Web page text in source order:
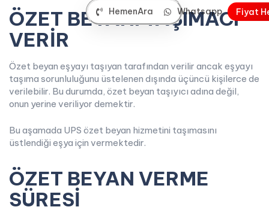
HemenAra Whatsapp Fiyat H
ÖZET BEYANI TAŞIMACI
VERİR
Özet beyan eşyayı taşıyan tarafından verilir ancak eşyayı
taşıma sorunluluğunu üstelenen dışında üçüncü kişilerce de
verilebilir. Bu durumda, özet beyan taşıyıcı adına değil,
onun yerine veriliyor demektir.
Bu aşamada UPS özet beyan hizmetini taşımasını
üstlendiği eşya için vermektedir.
ÖZET BEYAN VERME
SÜRESİ